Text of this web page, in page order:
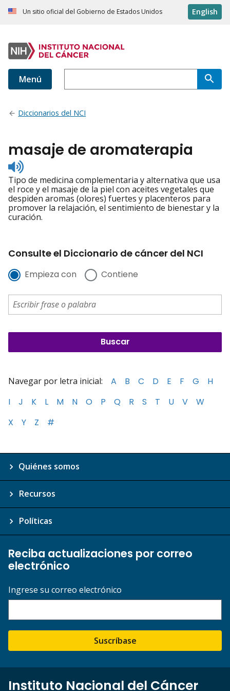
Un sitio oficial del Gobierno de Estados Unidos English
Menú
Diccionarios del NCI
masaje de aromaterapia
Listen
to
pronunciation
Tipo de medicina complementaria y alternativa que usa
el roce y el masaje de la piel con aceites vegetales que
despiden aromas (olores) fuertes y placenteros para
promover la relajación, el sentimiento de bienestar y la
curación.
Consulte el Diccionario de cáncer del NCI
Empieza con Contiene
Navegar por letra inicial: A B C D E F G
H
I
J K L M N O P Q R S T U V
W
X
Y Z #
Quiénes somos
Recursos
Políticas
Reciba actualizaciones por correo
electrónico
Ingrese su correo electrónico
Suscríbase
Instituto Nacional del Cáncer